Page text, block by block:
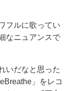
フルに歌ってい
なニュアンスで
いだなと思った
」をレコ